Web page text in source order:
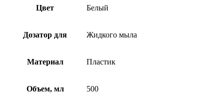
Цвет Белый
Дозатор для Жидкого мыла
Материал Пластик
Объем, мл 500